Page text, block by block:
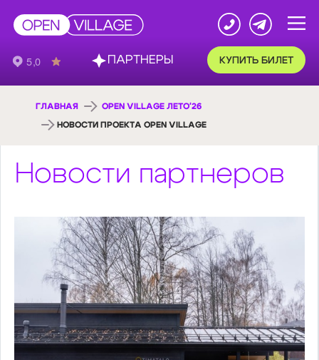
КУПИТЬ БИЛЕТ
ГЛАВНАЯ OPEN VILLAGE ЛЕТО'26
НОВОСТИ ПРОЕКТА OPEN VILLAGE
Новости партнеров